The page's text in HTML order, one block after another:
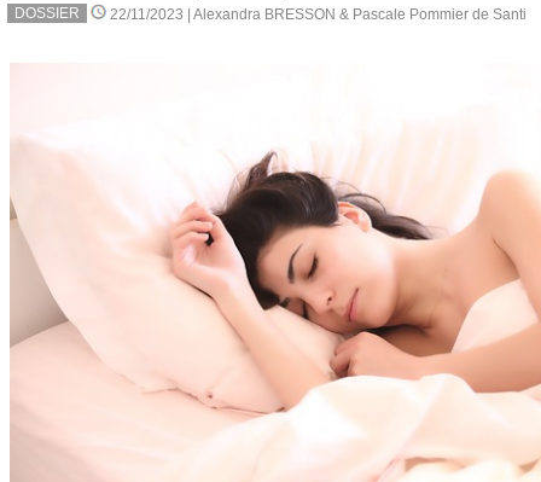
DOSSIER 22/11/2023 | Alexandra BRESSON & Pascale Pommier de Santi